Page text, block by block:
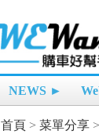
NEWS ►
首頁 > 菜單分享 >